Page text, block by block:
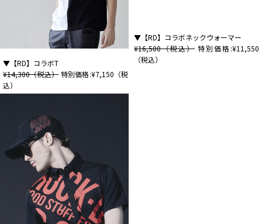
▼【RD】コラボT
¥14,300（税込）特別価格:¥7,150（税
込）
▼【RD】コラボネックウォーマー
¥16,500（税込） 特別価格:¥11,550
（税込）